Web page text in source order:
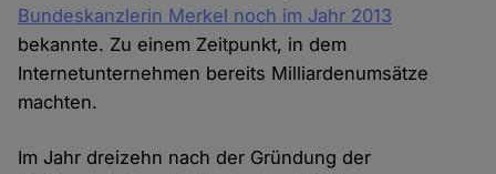
Bundeskanzlerin Merkel noch im Jahr 2013
bekannte. Zu einem Zeitpunkt, in dem
Internetunternehmen bereits Milliardenumsätze
machten.
Im Jahr dreizehn nach der Gründung der